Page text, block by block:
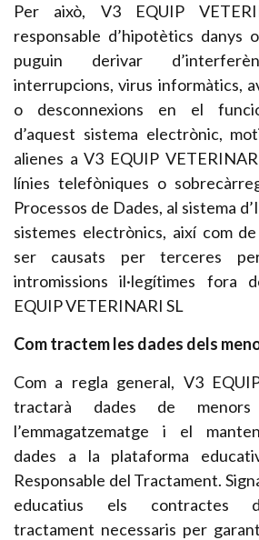
Per això, V3 EQUIP
responsable d’hipotètics danys
puguin derivar
interrupcions, virus informàtics,
o desconnexions en el
d’aquest sistema electrònic,
alienes a V3 EQUIP
línies telefòniques o
Processos de Dades, al sistema
sistemes electrònics, així com
ser causats per terceres
intromissions il·legítimes fora
EQUIP VETERINARI SL
Com tractem les dades dels
Com a regla general, V3
tractarà dades de
l’emmagatzematge i el
dades a la plataforma
Responsable del Tractament.
educatius els contractes
tractament necessaris per